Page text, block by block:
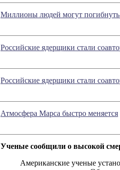
Миллионы людей могут погибнуть
Российские ядерщики стали
Российские ядерщики стали
Атмосфера Марса быстро меняется
Ученые сообщили о высокой
Американские ученые